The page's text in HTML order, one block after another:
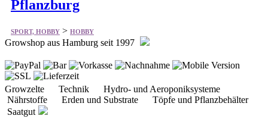
Pflanzburg
SPORT, HOBBY > HOBBY
Growshop aus Hamburg seit 1997
Growzelte Technik Hydro- und Aeroponiksysteme
Nährstoffe Erden und Substrate Töpfe und Pflanzbehälter
Saatgut